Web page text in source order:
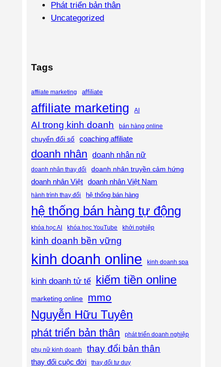
Phát triển bản thân
Uncategorized
Tags
affiiate marketing affiliate
affiliate marketing AI
AI trong kinh doanh bán hàng online
chuyển đổi số coaching affiliate
doanh nhân doanh nhân nữ
doanh nhân thay đổi doanh nhân truyền cảm hứng
doanh nhân Việt doanh nhân Việt Nam
hành trình thay đổi hệ thống bán hàng
hệ thống bán hàng tự động
khóa học AI khóa học YouTube khởi nghiệp
kinh doanh bền vững
kinh doanh online kinh doanh spa
kinh doanh tử tế kiếm tiền online
marketing online mmo
Nguyễn Hữu Tuyên
phát triển bản thân phát triển doanh nghiệp
phụ nữ kinh doanh thay đổi bản thân
thay đổi cuộc đời thay đổi tư duy